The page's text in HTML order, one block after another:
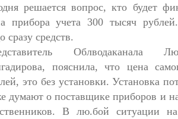
решается вопрос, кто будет
прибора учета 300 тысяч
сразу средств.
Облводаканала
пояснила, что цена
это без установки. Установка
думают о поставщике приборов и
В лю.бой ситуации на